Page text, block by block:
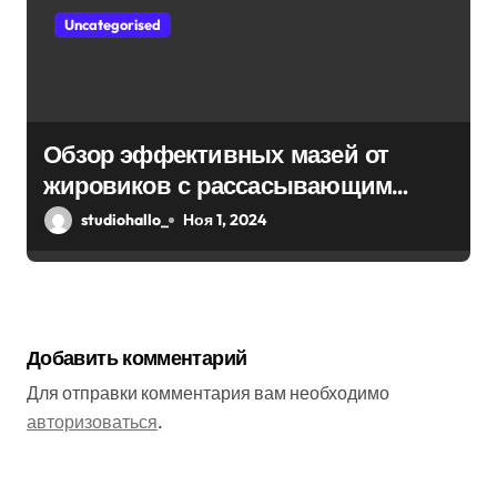
Uncategorised
Обзор эффективных мазей от
жировиков с рассасывающим
эффектом
studiohallo_ Ноя 1, 2024
Добавить комментарий
Для отправки комментария вам необходимо
авторизоваться.